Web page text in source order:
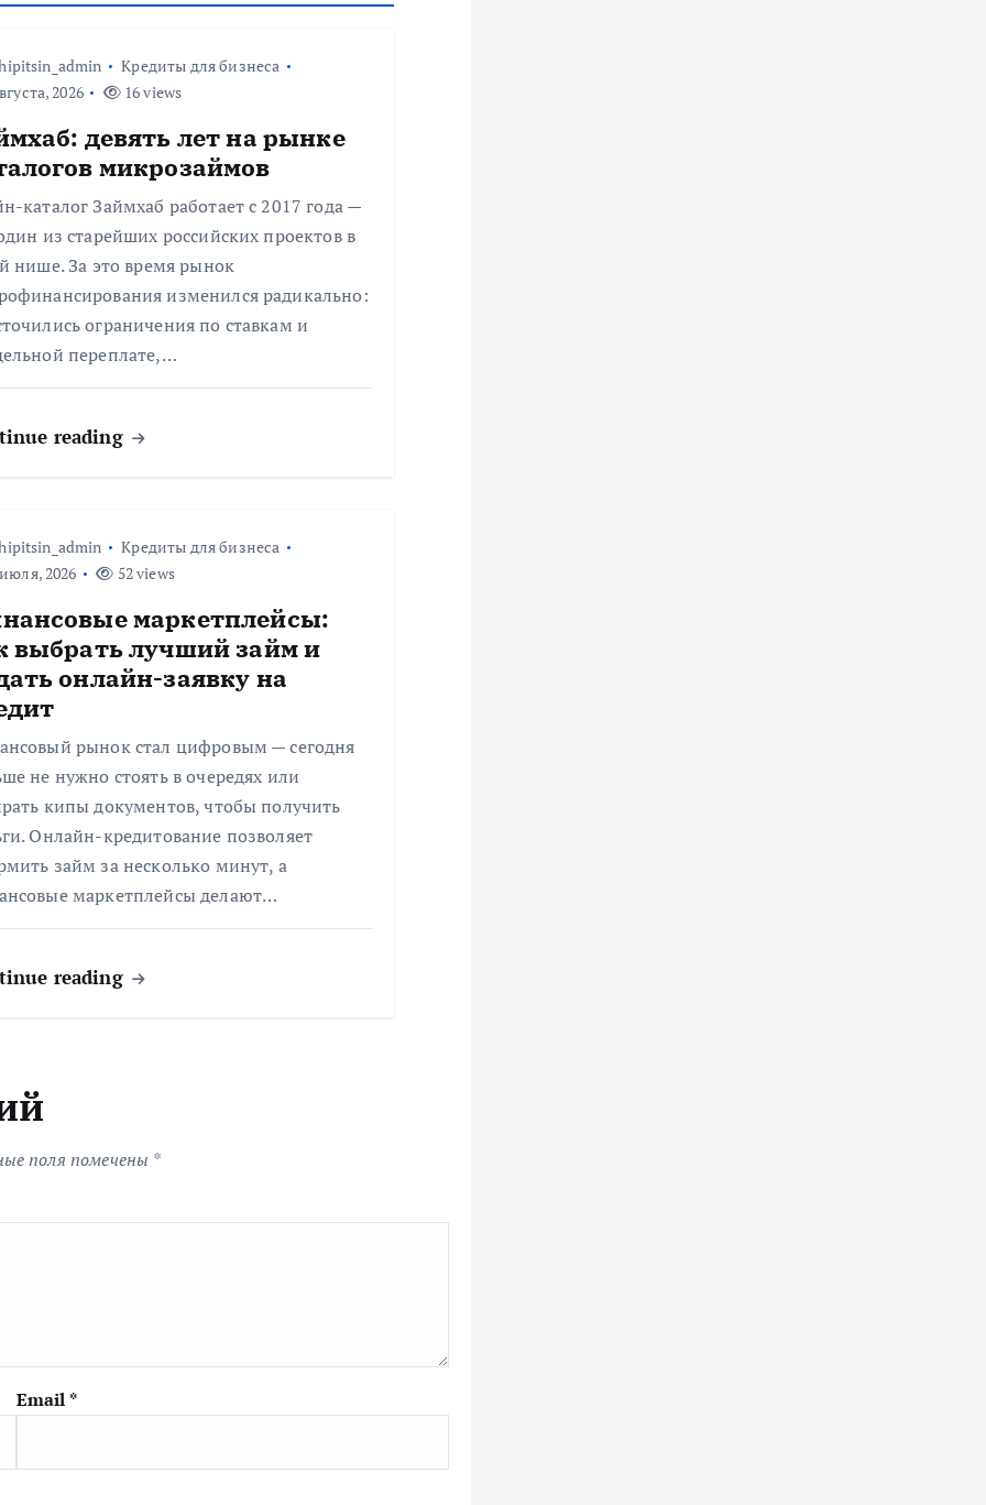
Кредиты для бизнеса
2026
16 views
девять лет на рынке
микрозаймов
каталог Займхаб работает с 2017 года —
из старейших российских проектов в
нише. За это время рынок
изменился радикально:
ограничения по ставкам и
переплате,…
reading
Кредиты для бизнеса
2026
52 views
маркетплейсы:
выбрать лучший займ и
онлайн-заявку на
рынок стал цифровым — сегодня
не нужно стоять в очередях или
кипы документов, чтобы получить
Онлайн-кредитование позволяет
займ за несколько минут, а
маркетплейсы делают…
reading
поля помечены *
Email *